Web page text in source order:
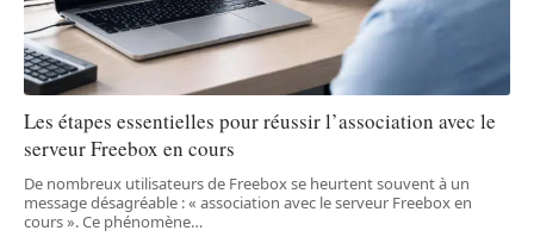
Les étapes essentielles pour réussir l’association avec le
serveur Freebox en cours
De nombreux utilisateurs de Freebox se heurtent souvent à un
message désagréable : « association avec le serveur Freebox en
cours ». Ce phénomène…